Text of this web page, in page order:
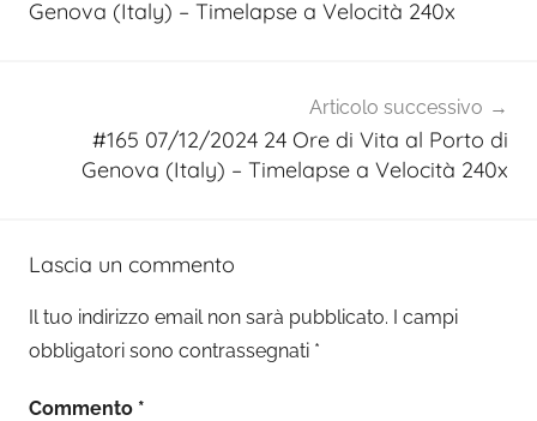
Genova (Italy) – Timelapse a Velocità 240x
Articolo successivo
#165 07/12/2024 24 Ore di Vita al Porto di
Genova (Italy) – Timelapse a Velocità 240x
Lascia un commento
Il tuo indirizzo email non sarà pubblicato. I campi
obbligatori sono contrassegnati *
Commento *